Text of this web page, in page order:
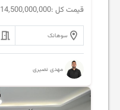
قیمت کل :14,500,000,000
سوهانک
مهدی نصیری